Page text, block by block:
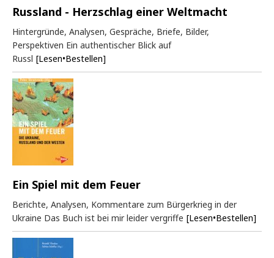
Russland - Herzschlag einer Weltmacht
Hintergründe, Analysen, Gespräche, Briefe, Bilder,
Perspektiven Ein authentischer Blick auf
Russl [Lesen•Bestellen]
Ein Spiel mit dem Feuer
Berichte, Analysen, Kommentare zum Bürgerkrieg in der
Ukraine Das Buch ist bei mir leider vergriffe [Lesen•Bestellen]